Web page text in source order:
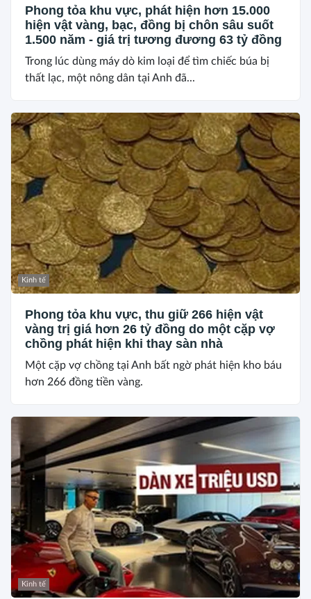
Phong tỏa khu vực, phát hiện hơn 15.000
hiện vật vàng, bạc, đồng bị chôn sâu suốt
1.500 năm - giá trị tương đương 63 tỷ đồng
Trong lúc dùng máy dò kim loại để tìm chiếc búa bị
thất lạc, một nông dân tại Anh đã...
Kinh tế
Phong tỏa khu vực, thu giữ 266 hiện vật
vàng trị giá hơn 26 tỷ đồng do một cặp vợ
chồng phát hiện khi thay sàn nhà
Một cặp vợ chồng tại Anh bất ngờ phát hiện kho báu
hơn 266 đồng tiền vàng.
Kinh tế